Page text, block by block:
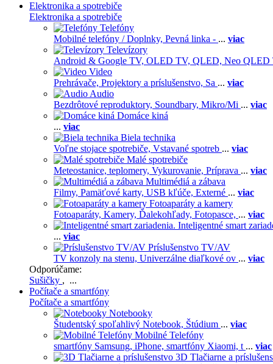
Elektronika a spotrebiče
Elektronika a spotrebiče
Telefóny
Mobilné telefóny / Doplnky, Pevná linka - ... viac
Televízory
Android & Google TV, OLED TV, QLED, Neo QLED
Video
Prehrávače, Projektory a príslušenstvo, Sa ... viac
Audio
Bezdrôtové reproduktory, Soundbary, Mikro/Mi ... viac
Domáce kiná
... viac
Biela technika
Voľne stojace spotrebiče, Vstavané spotreb ... viac
Malé spotrebiče
Meteostanice, teplomery, Vykurovanie, Príprava ... viac
Multimédiá a zábava
Filmy, Pamäťové karty, USB kľúče, Externé ... viac
Fotoaparáty a kamery
Fotoaparáty, Kamery, Ďalekohľady, Fotopasce, ... viac
Inteligentné smart
... viac
Príslušenstvo TV/AV
TV konzoly na stenu, Univerzálne diaľkové ov ... viac
Odporúčame:
Sušičky , ...
Počítače a smartfóny
Počítače a smartfóny
Notebooky
Študentský spoľahlivý Notebook, Štúdium ... viac
Mobilné Telefóny
smartfóny Samsung, iPhone, smartfóny Xiaomi, t ... viac
3D Tlačiarne a